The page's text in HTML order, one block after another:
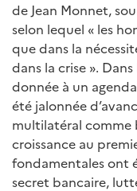
de Jean Monnet,
selon lequel « les
que dans la
dans la crise ».
donnée à un
été jalonnée
multilatéral comme
croissance au
fondamentales ont
secret bancaire,